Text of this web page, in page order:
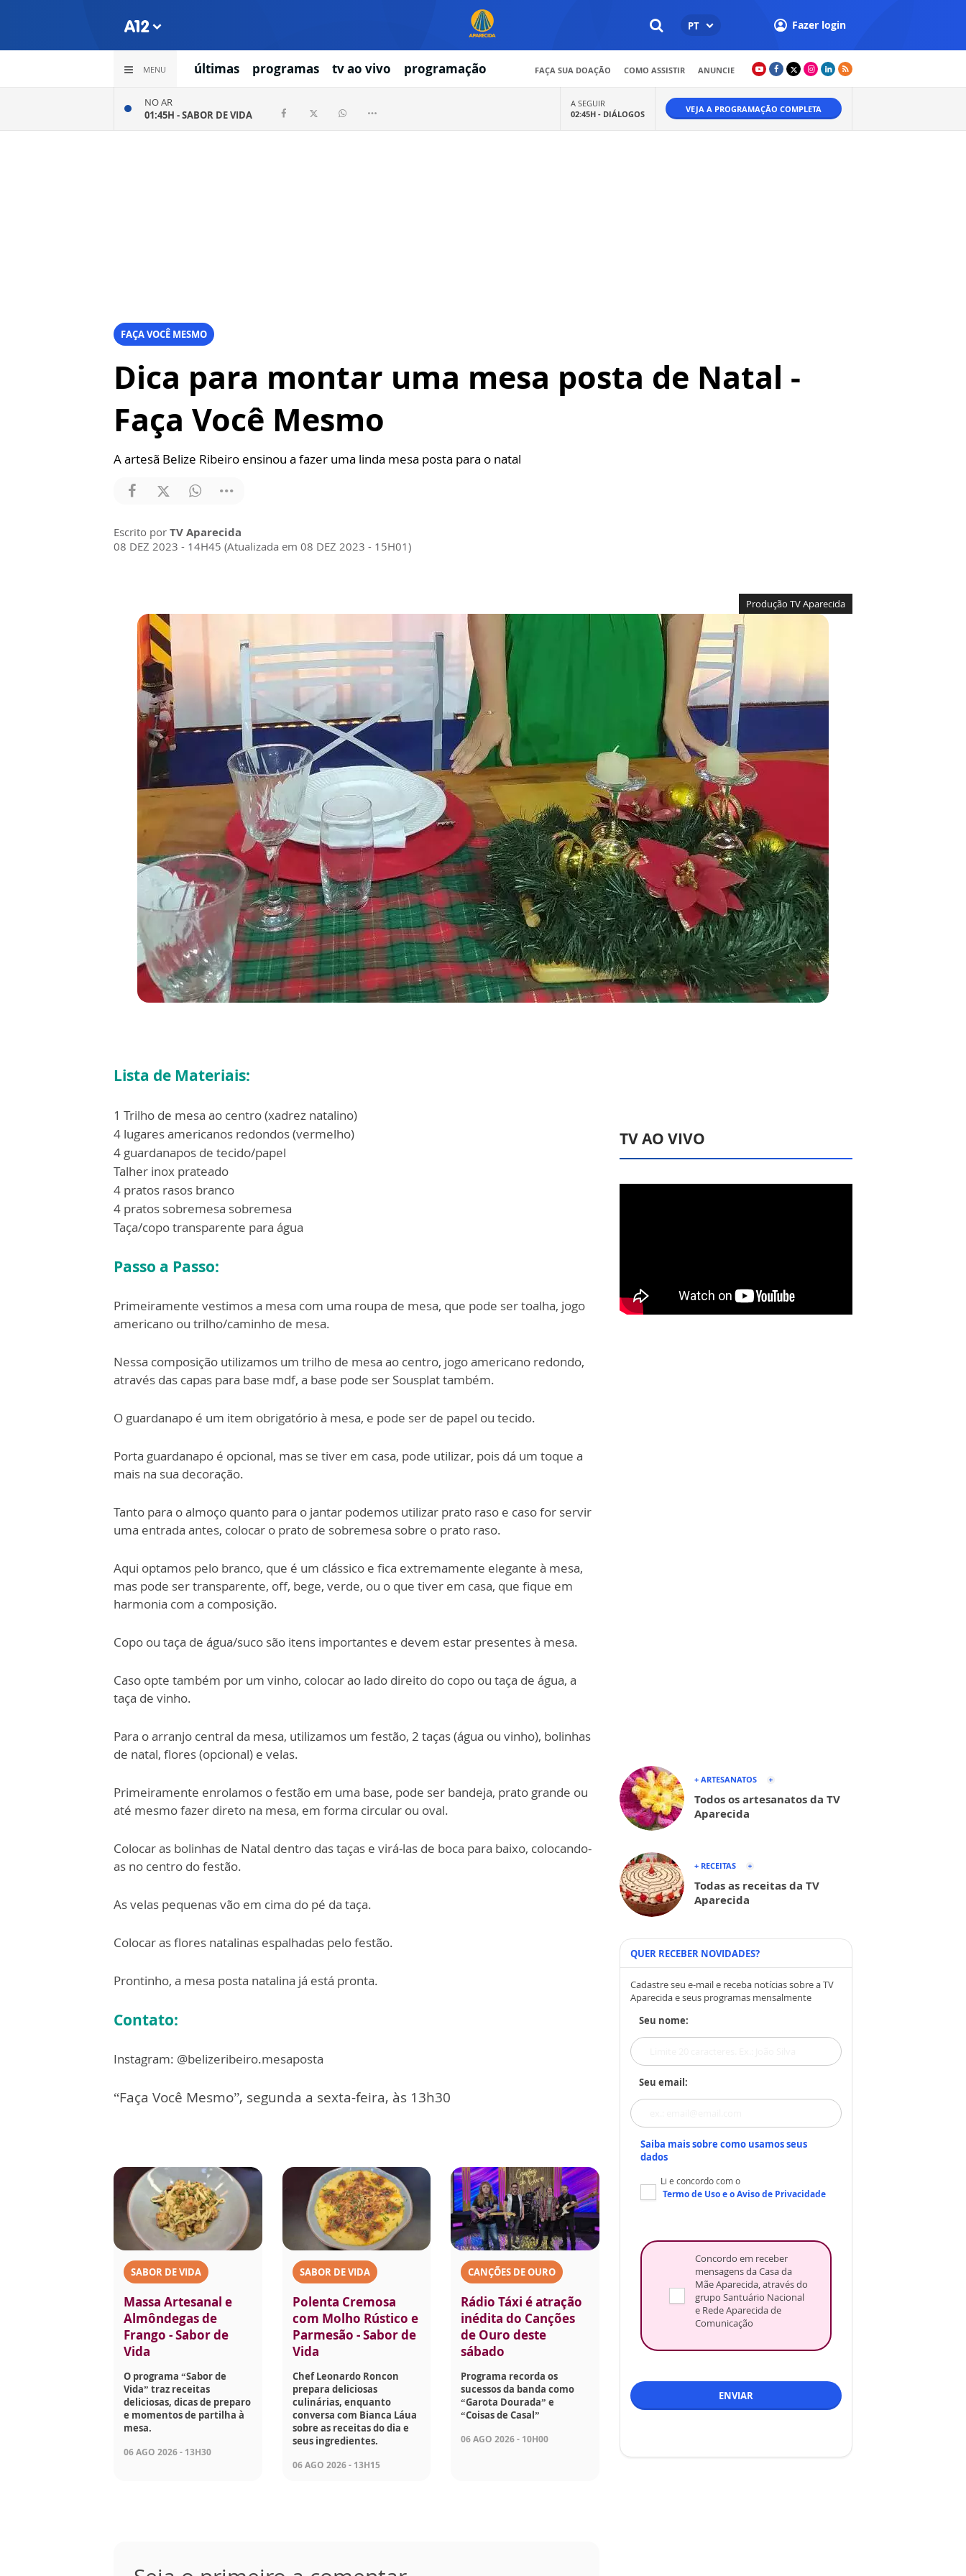
PT Fazer login
MENU últimas programas tv ao vivo programação FAÇA SUA DOAÇÃO COMO ASSISTIR ANUNCIE
NO AR
01:45H -SABOR DE VIDA
A SEGUIR
02:45H - DIÁLOGOS VEJA A PROGRAMAÇÃO COMPLETA
FAÇA VOCÊ MESMO
Dica para montar uma mesa posta de Natal -
Faça Você Mesmo
A artesã Belize Ribeiro ensinou a fazer uma linda mesa posta para o natal
Escrito por TV Aparecida
08 DEZ 2023 - 14H45 (Atualizada em 08 DEZ 2023 - 15H01)
Produção TV Aparecida
Lista de Materiais:
1 Trilho de mesa ao centro (xadrez natalino)
4 lugares americanos redondos (vermelho)
4 guardanapos de tecido/papel
Talher inox prateado
4 pratos rasos branco
4 pratos sobremesa sobremesa
Taça/copo transparente para água
Passo a Passo:
Primeiramente vestimos a mesa com uma roupa de mesa, que pode ser toalha, jogo
americano ou trilho/caminho de mesa.
Nessa composição utilizamos um trilho de mesa ao centro, jogo americano redondo,
através das capas para base mdf, a base pode ser Sousplat também.
O guardanapo é um item obrigatório à mesa, e pode ser de papel ou tecido.
Porta guardanapo é opcional, mas se tiver em casa, pode utilizar, pois dá um toque a
mais na sua decoração.
Tanto para o almoço quanto para o jantar podemos utilizar prato raso e caso for servir
uma entrada antes, colocar o prato de sobremesa sobre o prato raso.
Aqui optamos pelo branco, que é um clássico e fica extremamente elegante à mesa,
mas pode ser transparente, off, bege, verde, ou o que tiver em casa, que fique em
harmonia com a composição.
Copo ou taça de água/suco são itens importantes e devem estar presentes à mesa.
Caso opte também por um vinho, colocar ao lado direito do copo ou taça de água, a
taça de vinho.
Para o arranjo central da mesa, utilizamos um festão, 2 taças (água ou vinho), bolinhas
de natal, flores (opcional) e velas.
Primeiramente enrolamos o festão em uma base, pode ser bandeja, prato grande ou
até mesmo fazer direto na mesa, em forma circular ou oval.
Colocar as bolinhas de Natal dentro das taças e virá-las de boca para baixo, colocando-
as no centro do festão.
As velas pequenas vão em cima do pé da taça.
Colocar as flores natalinas espalhadas pelo festão.
Prontinho, a mesa posta natalina já está pronta.
Contato:
Instagram: @belizeribeiro.mesaposta
“Faça Você Mesmo”, segunda a sexta-feira, às 13h30
SABOR DE VIDA
Massa Artesanal e
Almôndegas de
Frango - Sabor de
Vida
O programa “Sabor de
Vida” traz receitas
deliciosas, dicas de preparo
e momentos de partilha à
mesa.
06 AGO 2026 - 13H30
SABOR DE VIDA
Polenta Cremosa
com Molho Rústico e
Parmesão - Sabor de
Vida
Chef Leonardo Roncon
prepara deliciosas
culinárias, enquanto
conversa com Bianca Láua
sobre as receitas do dia e
seus ingredientes.
06 AGO 2026 - 13H15
CANÇÕES DE OURO
Rádio Táxi é atração
inédita do Canções
de Ouro deste
sábado
Programa recorda os
sucessos da banda como
“Garota Dourada” e
“Coisas de Casal”
06 AGO 2026 - 10H00
TV AO VIVO
+ ARTESANATOS
Todos os artesanatos da TV
Aparecida
+ RECEITAS
Todas as receitas da TV
Aparecida
QUER RECEBER NOVIDADES?
Cadastre seu e-mail e receba notícias sobre a TV
Aparecida e seus programas mensalmente
Seu nome:
Seu email:
Saiba mais sobre como usamos seus
dados
Li e concordo com o
Termo de Usoe oAviso de Privacidade
Concordo em receber
mensagens da Casa da
Mãe Aparecida, através do
grupo Santuário Nacional
e Rede Aparecida de
Comunicação
ENVIAR